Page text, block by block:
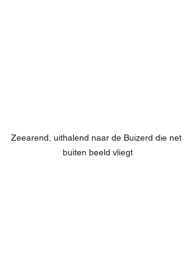
Zeearend, uithalend naar de Buizerd die net
buiten beeld vliegt